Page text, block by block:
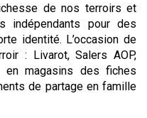
de nos terroirs et
indépendants pour des
identité. L’occasion de
: Livarot, Salers AOP,
en magasins des fiches
de partage en famille